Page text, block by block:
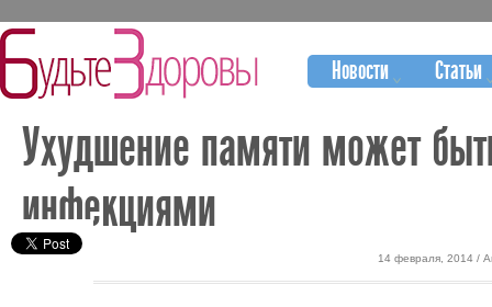
Новости Статьи
Ухудшение памяти может
инфекциями
14 февраля, 2014 /